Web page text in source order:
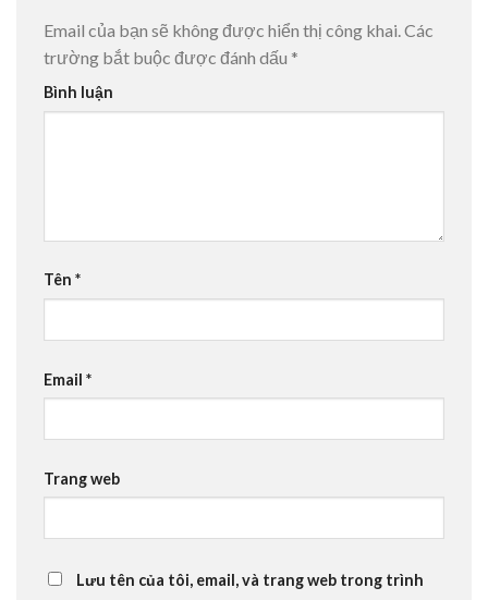
Email của bạn sẽ không được hiển thị công khai.Các
trường bắt buộc được đánh dấu *
Bình luận
Tên *
Email *
Trang web
Lưu tên của tôi, email, và trang web trong trình